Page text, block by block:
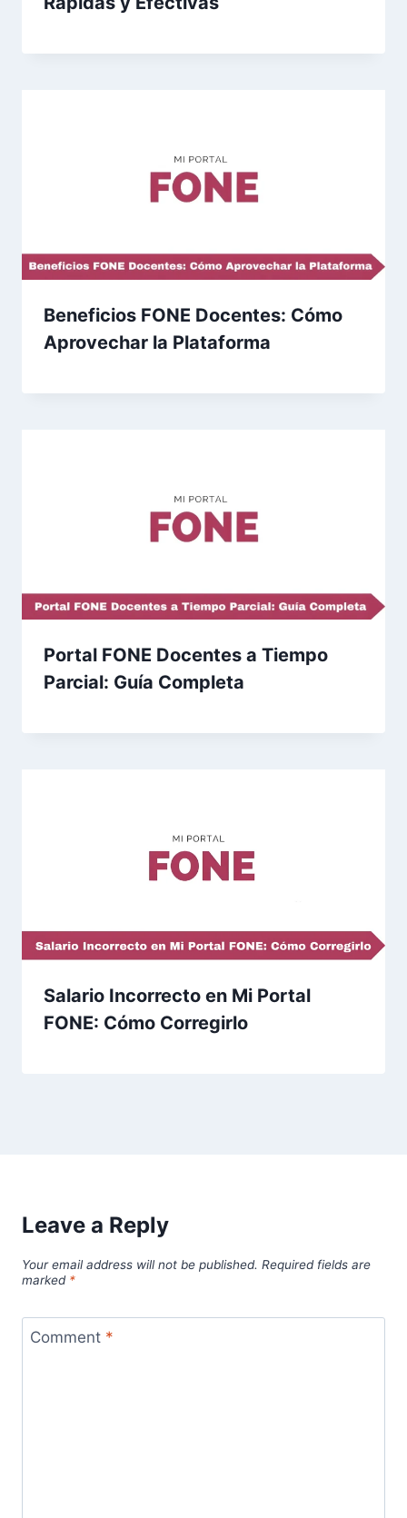
Beneficios FONE Docentes: Cómo
Aprovechar la Plataforma
Portal FONE Docentes a Tiempo
Parcial: Guía Completa
Salario Incorrecto en Mi Portal
FONE: Cómo Corregirlo
Leave a Reply
Your email address will not be published. Required fields are
marked *
Comment *